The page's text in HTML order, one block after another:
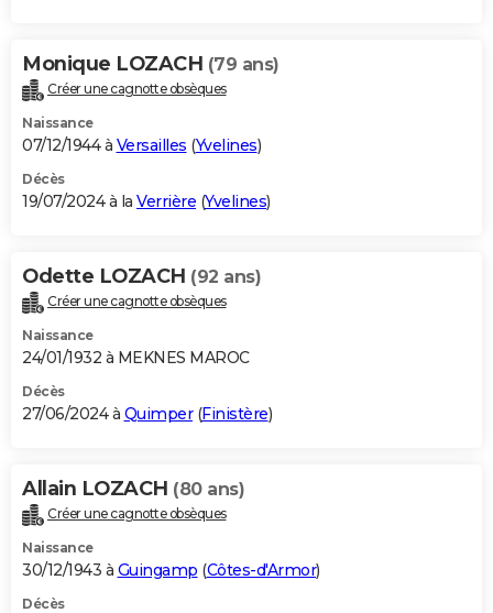
Monique LOZACH (79 ans)
Créer une cagnotte obsèques
Naissance
07/12/1944 à Versailles (Yvelines)
Décès
19/07/2024 à la Verrière (Yvelines)
Odette LOZACH (92 ans)
Créer une cagnotte obsèques
Naissance
24/01/1932 à MEKNES MAROC
Décès
27/06/2024 à Quimper(Finistère)
Allain LOZACH (80 ans)
Créer une cagnotte obsèques
Naissance
30/12/1943 à Guingamp (Côtes-d'Armor)
Décès